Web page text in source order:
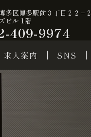
多区博多駅前３丁目２２−２
ビル 1階
409-9974
求人案内 SNS